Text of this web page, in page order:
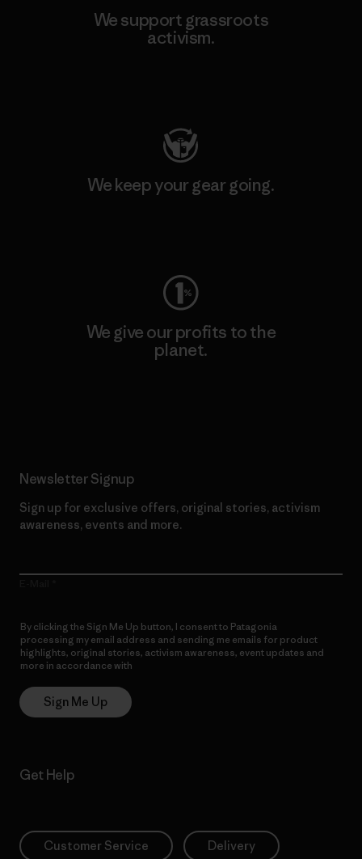
We support grassroots
activism.
We keep your gear going.
We give our profits to the
planet.
Newsletter Signup
Sign up for exclusive offers, original stories, activism
awareness, events and more.
By clicking the Sign Me Up button, I consent to Patagonia
processing my email address and sending me emails for product
highlights, original stories, activism awareness, event updates and
more in accordance with
Sign Me Up
Get Help
Customer Service Delivery